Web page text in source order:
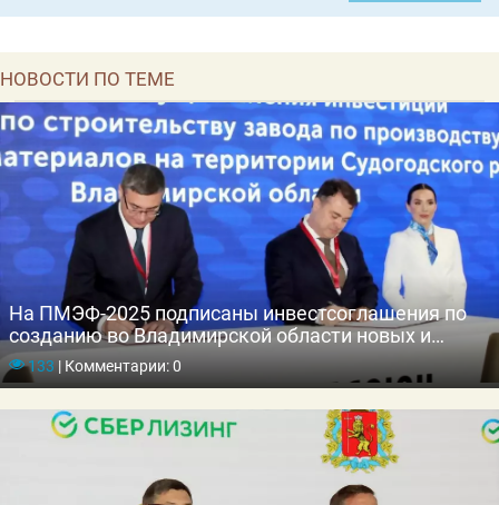
НОВОСТИ ПО ТЕМЕ
На ПМЭФ-2025 подписаны инвестсоглашения по
созданию во Владимирской области новых и
расширению действующих производств
133 |Комментарии: 0